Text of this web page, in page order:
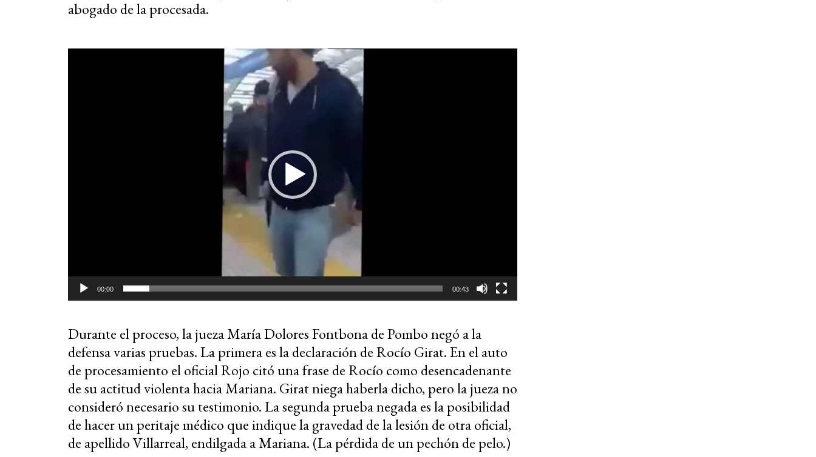
abogado de la procesada.
00:00 00:43
Durante el proceso, la juezaMaría Dolores Fontbona de Pombo negó a la
defensa varias pruebas. La primera es la declaración de Rocío Girat. En el auto
de procesamiento el oficial Rojo citó una frase de Rocío como desencadenante
de su actitud violenta hacia Mariana. Girat niega haberla dicho, pero la jueza no
consideró necesario su testimonio. La segunda prueba negada es la posibilidad
de hacer un peritaje médico que indique la gravedad de la lesión de otra oficial,
de apellido Villarreal, endilgada a Mariana. (La pérdida de un pechón de pelo.)